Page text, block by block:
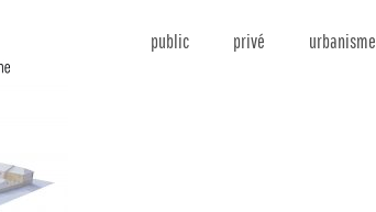
public privé urbanisme